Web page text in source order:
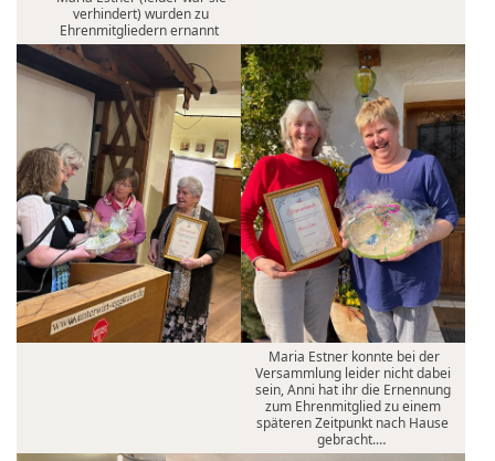
verhindert) wurden zu
Ehrenmitgliedern ernannt
Maria Estner konnte bei der
Versammlung leider nicht dabei
sein, Anni hat ihr die Ernennung
zum Ehrenmitglied zu einem
späteren Zeitpunkt nach Hause
gebracht.…